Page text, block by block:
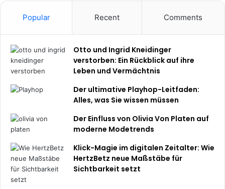
Popular Recent Comments
Otto und Ingrid Kneidinger
verstorben: Ein Rückblick auf ihre
Leben und Vermächtnis
Der ultimative Playhop-Leitfaden:
Alles, was Sie wissen müssen
Der Einfluss von Olivia Von Platen auf
moderne Modetrends
Klick-Magie im digitalen Zeitalter: Wie
HertzBetz neue Maßstäbe für
Sichtbarkeit setzt